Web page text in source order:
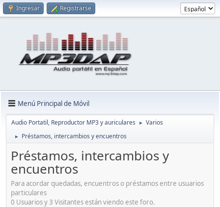
Ingresar Registrarse
Menú Principal de Móvil
Audio Portatil, Reproductor MP3 y auriculares ► Varios
► Préstamos, intercambios y encuentros
Préstamos, intercambios y
encuentros
Para acordar quedadas, encuentros o préstamos entre usuarios
particulares
0 Usuarios y 3 Visitantes están viendo este foro.